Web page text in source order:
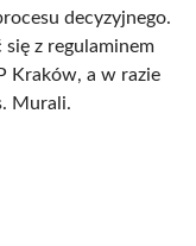
decyzyjnego.
z regulaminem
Kraków, a w razie
Murali.